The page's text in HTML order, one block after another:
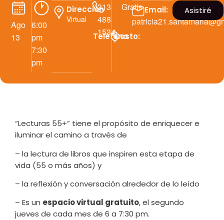
Ago
13
6:00
pm
7:30
pm
Dirección
Virtual
Teléfono
313
488
1534Costo:
GratisEmail: Asistiré
“Lecturas 55+” tiene el propósito de enriquecer e
iluminar el camino a través de
– la lectura de libros que inspiren esta etapa de
vida (55 o más años) y
– la reflexión y conversación alrededor de lo leído
– Es un espacio virtual gratuito, el segundo
jueves de cada mes de 6 a 7:30 pm.